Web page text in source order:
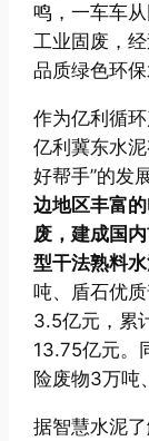
鸣，一车车
工业固废，
品质绿色环
作为亿利循
亿利冀东水
好帮手”的发
边地区丰富
废，建成国
型干法熟料
吨、盾石优
3.5亿元，累
13.75亿元。
险废物3万吨
据智慧水泥